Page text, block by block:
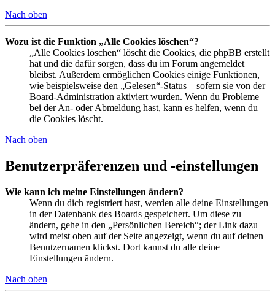
Nach oben
Wozu ist die Funktion „Alle Cookies löschen“?
„Alle Cookies löschen“ löscht die Cookies, die phpBB erstellt
hat und die dafür sorgen, dass du im Forum angemeldet
bleibst. Außerdem ermöglichen Cookies einige Funktionen,
wie beispielsweise den „Gelesen“-Status – sofern sie von der
Board-Administration aktiviert wurden. Wenn du Probleme
bei der An- oder Abmeldung hast, kann es helfen, wenn du
die Cookies löscht.
Nach oben
Benutzerpräferenzen und -einstellungen
Wie kann ich meine Einstellungen ändern?
Wenn du dich registriert hast, werden alle deine Einstellungen
in der Datenbank des Boards gespeichert. Um diese zu
ändern, gehe in den „Persönlichen Bereich“; der Link dazu
wird meist oben auf der Seite angezeigt, wenn du auf deinen
Benutzernamen klickst. Dort kannst du alle deine
Einstellungen ändern.
Nach oben